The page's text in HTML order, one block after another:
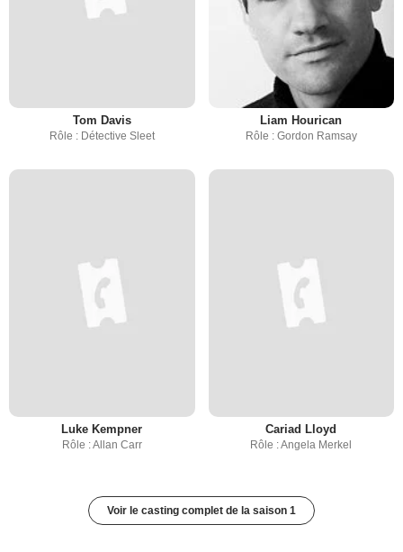
Tom Davis
Rôle : Détective Sleet
Liam Hourican
Rôle : Gordon Ramsay
Luke Kempner
Rôle : Allan Carr
Cariad Lloyd
Rôle : Angela Merkel
Voir le casting complet de la saison 1